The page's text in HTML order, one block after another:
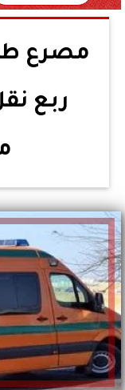
مصرع
ربع